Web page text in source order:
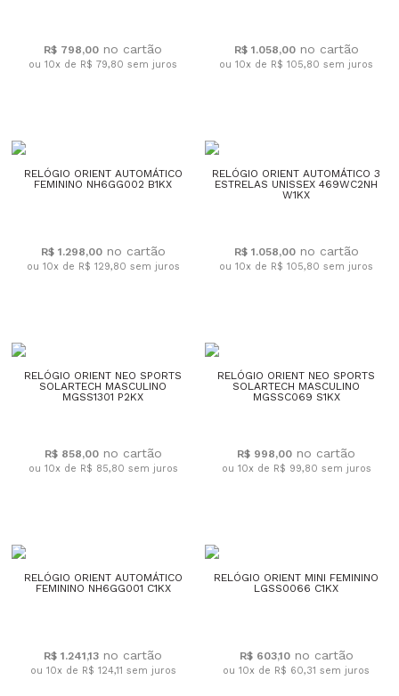
R$ 798,00
ou 10x de R$ 79,80 sem juros
R$ 1.058,00
ou 10x de R$ 105,80 sem juros
RELÓGIO ORIENT AUTOMÁTICO
FEMININO NH6GG002 B1KX
R$ 1.298,00
ou 10x de R$ 129,80 sem juros
RELÓGIO ORIENT AUTOMÁTICO 3
ESTRELAS UNISSEX 469WC2NH
W1KX
R$ 1.058,00
ou 10x de R$ 105,80 sem juros
RELÓGIO ORIENT NEO SPORTS
SOLARTECH MASCULINO
MGSS1301 P2KX
R$ 858,00
ou 10x de R$ 85,80 sem juros
RELÓGIO ORIENT NEO SPORTS
SOLARTECH MASCULINO
MGSSC069 S1KX
R$ 998,00
ou 10x de R$ 99,80 sem juros
RELÓGIO ORIENT AUTOMÁTICO
FEMININO NH6GG001 C1KX
R$ 1.241,13
ou 10x de R$ 124,11 sem juros
RELÓGIO ORIENT MINI FEMININO
LGSS0066 C1KX
R$ 603,10
ou 10x de R$ 60,31 sem juros